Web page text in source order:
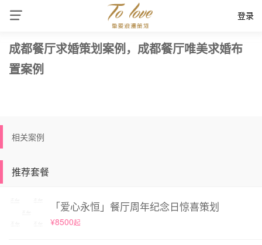
登录
成都餐厅求婚策划案例，成都餐厅唯美求婚布
置案例
相关案例
推荐套餐
「爱心永恒」餐厅周年纪念日惊喜策划
¥8500起